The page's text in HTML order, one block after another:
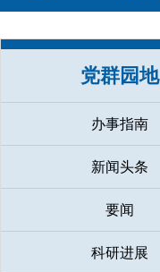
党群园地
办事指南
新闻头条
要闻
科研进展